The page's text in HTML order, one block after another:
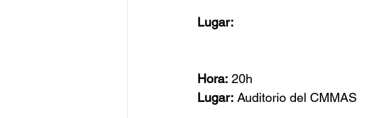
Lugar:
Hora: 20h
Lugar: Auditorio del CMMAS